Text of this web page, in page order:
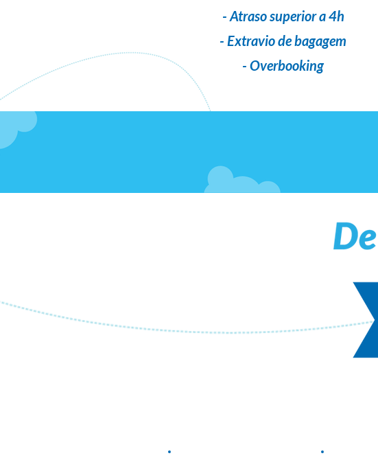
- Atraso superior a 4h
- Extravio de bagagem
- Overbooking